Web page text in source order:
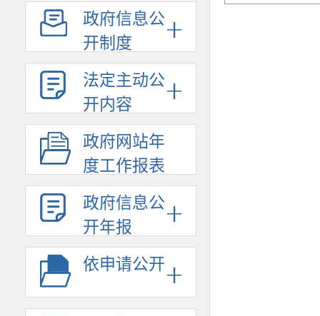
政府信息公
开制度
法定主动公
开内容
政府网站年
度工作报表
政府信息公
开年报
依申请公开